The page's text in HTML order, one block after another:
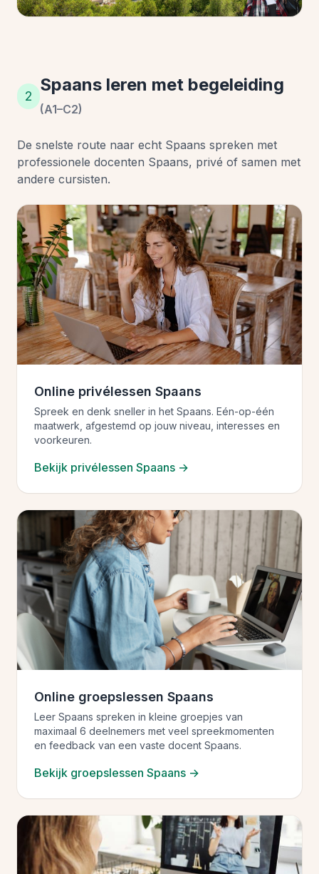
2
Spaans leren met begeleiding
(A1–C2)
De snelste route naar echt Spaans spreken met
professionele docenten Spaans, privé of samen met
andere cursisten.
Online privélessen Spaans
Spreek en denk sneller in het Spaans. Eén-op-één
maatwerk, afgestemd op jouw niveau, interesses en
voorkeuren.
Bekijk privélessen Spaans →
Online groepslessen Spaans
Leer Spaans spreken in kleine groepjes van
maximaal 6 deelnemers met veel spreekmomenten
en feedback van een vaste docent Spaans.
Bekijk groepslessen Spaans →